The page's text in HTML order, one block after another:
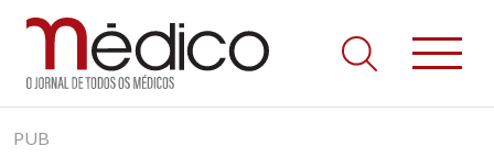
to
Jornal Médico
Médico – O Jornal de Todos os Médicos. Onde as notícias
realmente contam! Tudo o que se passa na Saúde!
PUB